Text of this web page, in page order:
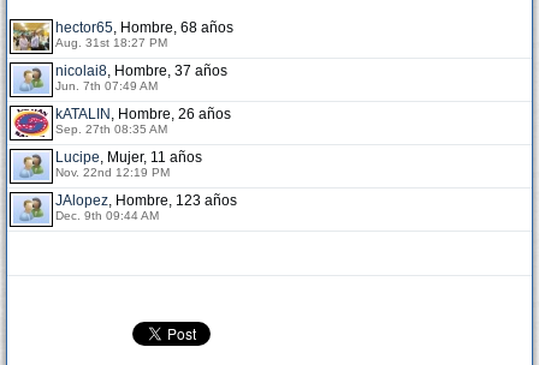
hector65, Hombre, 68 años
Aug. 31st 18:27 PM
nicolai8, Hombre, 37 años
Jun. 7th 07:49 AM
kATALIN , Hombre, 26 años
Sep. 27th 08:35 AM
Lucipe, Mujer, 11 años
Nov. 22nd 12:19 PM
JAlopez, Hombre, 123 años
Dec. 9th 09:44 AM